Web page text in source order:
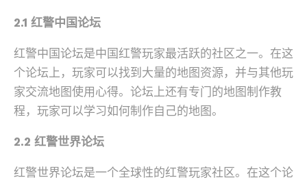
2.1 红警中国论坛
红警中国论坛是中国红警玩家最活跃的社区之一。在这
个论坛上，玩家可以找到大量的地图资源，并与其他玩
家交流地图使用心得。论坛上还有专门的地图制作教
程，玩家可以学习如何制作自己的地图。
2.2 红警世界论坛
红警世界论坛是一个全球性的红警玩家社区。在这个论